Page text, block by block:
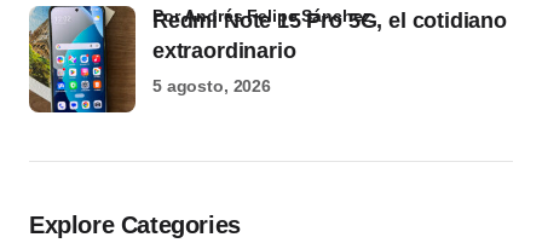
Redmi Note 15 Pro 5G, el cotidiano
extraordinario
por Andrés Felipe Sánchez
5 agosto, 2026
Explore Categories